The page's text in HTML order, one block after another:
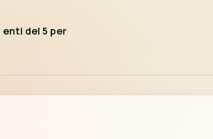
del 5 per